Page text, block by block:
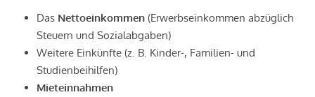
Das Nettoeinkommen (Erwerbseinkommen abzüglich
Steuern und Sozialabgaben)
Weitere Einkünfte (z. B. Kinder-, Familien- und
Studienbeihilfen)
Mieteinnahmen